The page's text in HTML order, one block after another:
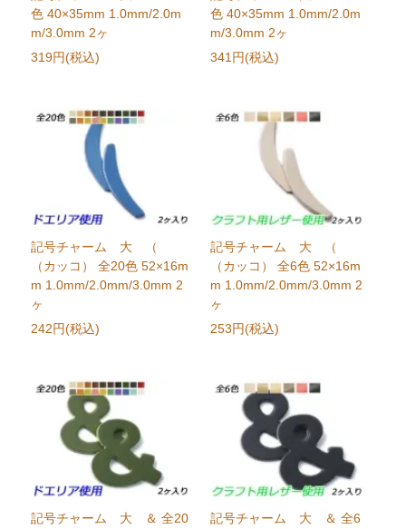
色 40×35mm 1.0mm/2.0m
m/3.0mm 2ヶ
319円(税込)
色 40×35mm 1.0mm/2.0m
m/3.0mm 2ヶ
341円(税込)
記号チャーム 大 （
（カッコ） 全20色 52×16m
m 1.0mm/2.0mm/3.0mm 2
ヶ
242円(税込)
記号チャーム 大 （
（カッコ） 全6色 52×16m
m 1.0mm/2.0mm/3.0mm 2
ヶ
253円(税込)
記号チャーム 大 ＆ 全20
記号チャーム 大 ＆ 全6